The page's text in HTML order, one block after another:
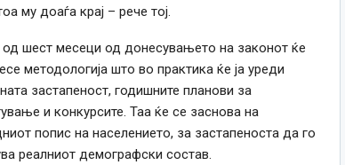
му доаѓа крај – рече тој.
од шест месеци од донесувањето на законот ќе
методологија што во практика ќе ја уреди
застапеност, годишните планови за
и конкурсите. Таа ќе се заснова на
попис на населението, за застапеноста да го
реалниот демографски состав.